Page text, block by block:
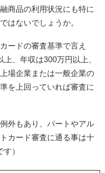
商品の利用状況にも特に
はないでしょうか。
ードの審査基準で言え
、年収は300万円以上、
場企業または一般企業の
を上回っていれば審査に
外もあり、パートやアル
カード審査に通る事は十
）